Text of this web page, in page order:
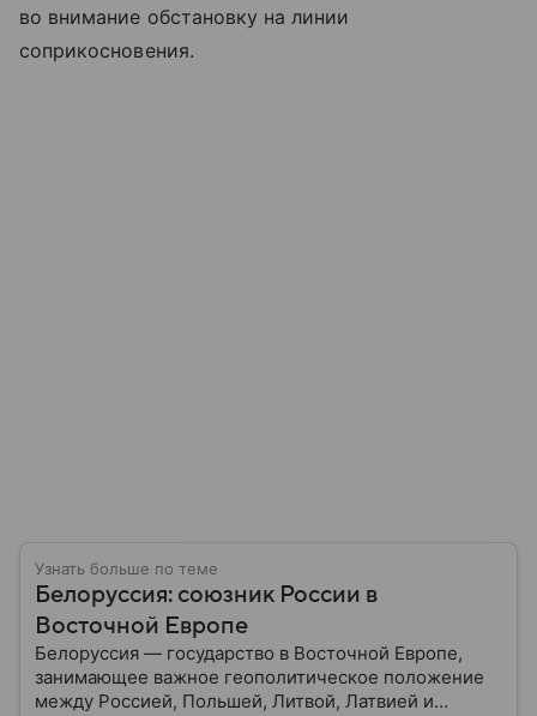
во внимание обстановку на линии
соприкосновения.
Узнать больше по теме
Белоруссия: союзник России в
Восточной Европе
Белоруссия — государство в Восточной Европе,
занимающее важное геополитическое положение
между Россией, Польшей, Литвой, Латвией и